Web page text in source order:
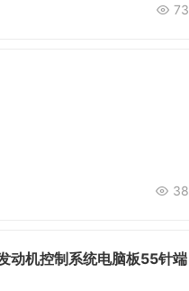
73
38
机控制系统电脑板55针端